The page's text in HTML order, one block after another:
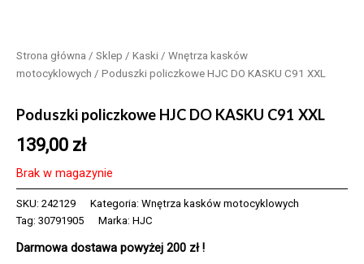
Strona główna / Sklep / Kaski / Wnętrza kasków
motocyklowych / Poduszki policzkowe HJC DO KASKU C91 XXL
Poduszki policzkowe HJC DO KASKU C91 XXL
139,00 zł
Brak w magazynie
SKU: 242129 Kategoria: Wnętrza kasków motocyklowych
Tag: 30791905 Marka: HJC
Darmowa dostawa powyżej 200 zł !